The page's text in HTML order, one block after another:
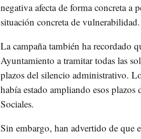
negativa afecta de forma concreta a
situación concreta de vulnerabilidad.
La campaña también ha recordado
Ayuntamiento a tramitar todas las
plazos del silencio administrativo.
había estado ampliando esos
Sociales.
Sin embargo, han advertido de que